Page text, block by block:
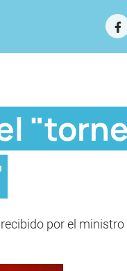
por el